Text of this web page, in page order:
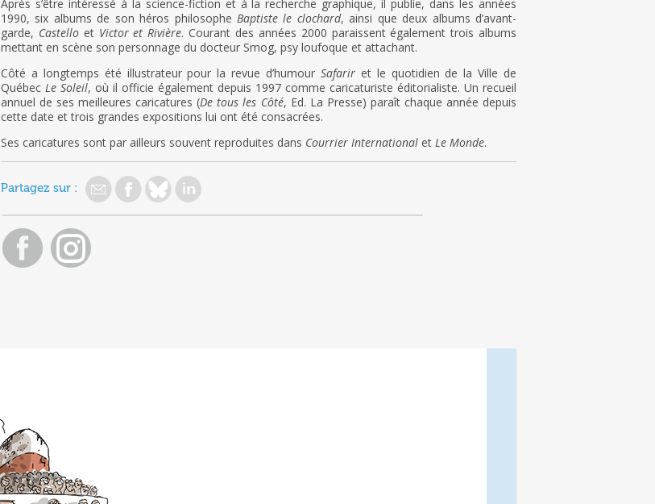
Après s’être intéressé à la science-fiction et à la recherche graphique, il publie, dans les années
1990, six albums de son héros philosophe Baptiste le clochard, ainsi que deux albums d’avant-
garde, Castelloet Victor et Rivière. Courant des années 2000 paraissent également trois albums
mettant en scène son personnage du docteur Smog, psy loufoque et attachant.
Côté a longtemps été illustrateur pour la revue d’humour Safariret le quotidien de la Ville de
Québec Le Soleil, où il officie également depuis 1997 comme caricaturiste éditorialiste. Un recueil
annuel de ses meilleures caricatures (De tous les Côté, Ed. La Presse) paraît chaque année depuis
cette date et trois grandes expositions lui ont été consacrées.
Ses caricatures sont par ailleurs souvent reproduites dans Courrier International et Le Monde.
Partagez sur :